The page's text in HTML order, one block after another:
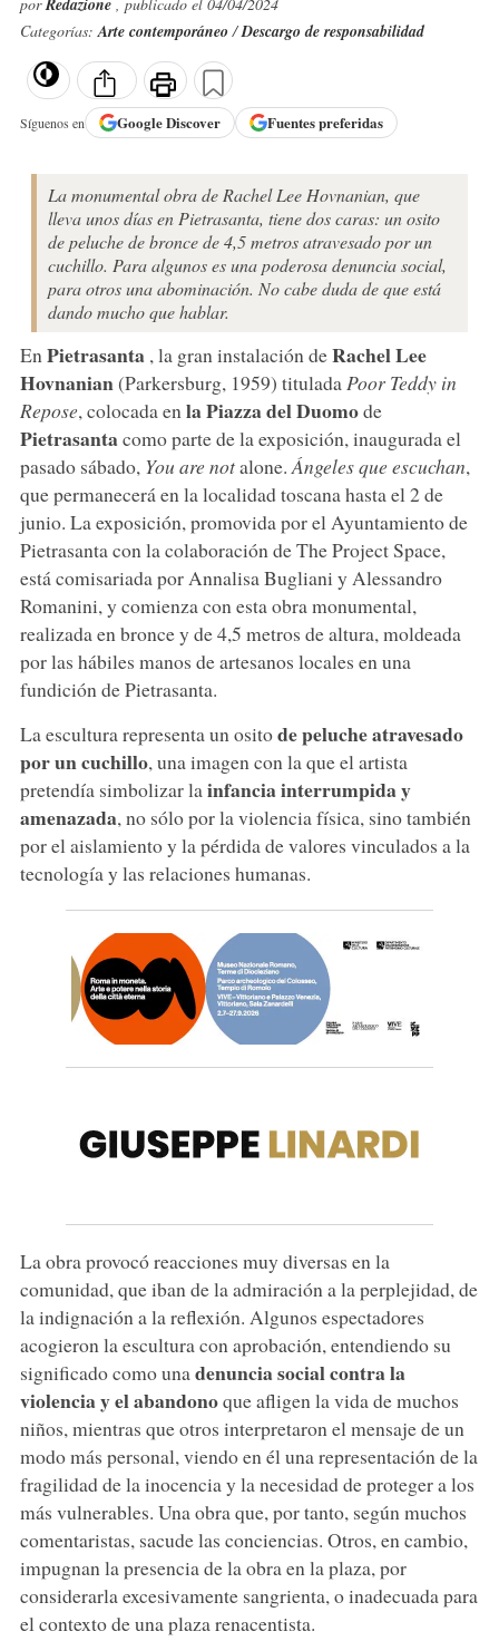
Redazione
Categorías:Arte contemporáneo/Descargo de responsabilidad
Síguenos en GoogleDiscover Fuentes preferidas
La monumental obra de Rachel Lee Hovnanian, que
lleva unos días en Pietrasanta, tiene dos caras: un osito
de peluche de bronce de 4,5 metros atravesado por un
cuchillo. Para algunos es una poderosa denuncia social,
para otros una abominación. No cabe duda de que está
dando mucho que hablar.
En Pietrasanta , la gran instalación deRachel Lee
Hovnanian(Parkersburg, 1959) titulada Poor Teddy in
Repose, colocada en la Piazza del Duomode
Pietrasantacomo parte de la exposición, inaugurada el
pasado sábado, You are notalone. Ángeles que escuchan,
que permanecerá en la localidad toscana hasta el 2 de
junio. La exposición, promovida por el Ayuntamiento de
Pietrasanta con la colaboración de The Project Space,
está comisariada por Annalisa Bugliani y Alessandro
Romanini, y comienza con esta obra monumental,
realizada en bronce y de 4,5 metros de altura, moldeada
por las hábiles manos de artesanos locales en una
fundición de Pietrasanta.
La escultura representa un ositode peluche atravesado
por un cuchillo, una imagen con la que el artista
pretendía simbolizar la infancia interrumpida y
amenazada, no sólo por la violencia física, sino también
por el aislamiento y la pérdida de valores vinculados a la
tecnología y las relaciones humanas.
La obra provocó reacciones muy diversas en la
comunidad, que iban de la admiración a la perplejidad, de
la indignación a la reflexión. Algunos espectadores
acogieron la escultura con aprobación, entendiendo su
significado como una denuncia social contra la
violencia y el abandonoque afligen la vida de muchos
niños, mientras que otros interpretaron el mensaje de un
modo más personal, viendo en él una representación de la
fragilidad de la inocencia y la necesidad de proteger a los
más vulnerables. Una obra que, por tanto, según muchos
comentaristas, sacude las conciencias. Otros, en cambio,
impugnan la presencia de la obra en la plaza, por
considerarla excesivamente sangrienta, o inadecuada para
el contexto de una plaza renacentista.